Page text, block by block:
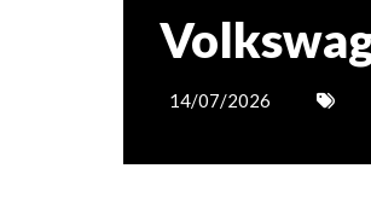
14/07/2026